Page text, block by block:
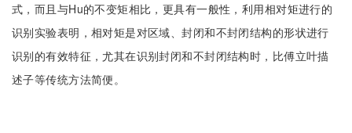
式，而且与Hu的不变矩相比，更具有一般性，利用相对矩进行的
识别实验表明，相对矩是对区域、封闭和不封闭结构的形状进行
识别的有效特征，尤其在识别封闭和不封闭结构时，比傅立叶描
述子等传统方法简便。